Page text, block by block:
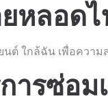
หลอด
ต์ ใกล้ฉัน เพื่อความ
ารซ่อ